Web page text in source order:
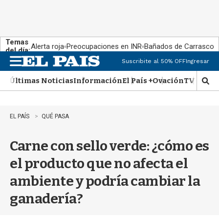
Temas
del día:Alerta roja Preocupaciones en INR Bañados de Carrasco
n
u
Suscribite al 50% OFFIngresar
Últimas NoticiasInformaciónEl País +OvaciónTV Show
M
o
r
b
EL PAÍS QUÉ PASA
Carne con sello verde: ¿cómo es
el producto que no afecta el
ambiente y podría cambiar la
ganadería?